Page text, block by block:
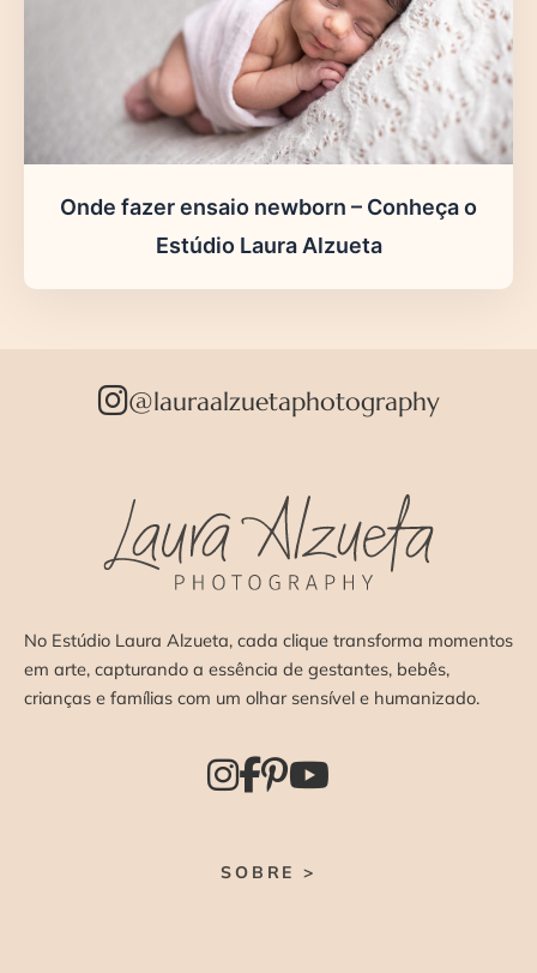
Onde fazer ensaio newborn – Conheça o
Estúdio Laura Alzueta
@lauraalzuetaphotography
No Estúdio Laura Alzueta, cada clique transforma momentos
em arte, capturando a essência de gestantes, bebês,
crianças e famílias com um olhar sensível e humanizado.
SOBRE >